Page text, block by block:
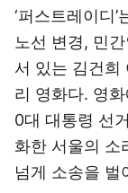
‘퍼스트레이디
노선 변경, 민
서 있는 김건희
리 영화다. 영
0대 대통령 선
화한 서울의 소
넘게 소송을 벌